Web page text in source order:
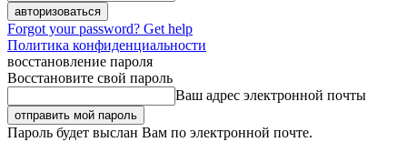
Forgot your password? Get help
Политика конфиденциальности
восстановление пароля
Восстановите свой пароль
Ваш адрес электронной почты
Пароль будет выслан Вам по электронной почте.